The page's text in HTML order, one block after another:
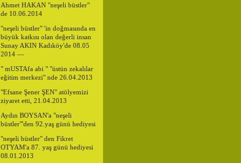
Ahmet HAKAN "neşeli büstler"
de 10.06.2014
"neşeli büstler" 'in doğmasında en
büyük katkısı olan değerli insan
Sunay AKIN Kadıköy'de 08.05
2014 —
" mUSTAfa abi " "üstün zekalılar
eğitim merkezi" nde 26.04.2013
"Efsane Şener ŞEN" atölyemizi
ziyaret etti, 21.04.2013
Aydın BOYSAN'a "neşeli
büstler"'den 92.yaş günü hediyesi
"neşeli büstler" den Fikret
OTYAM'a 87. yaş günü hediyesi
08.01.2013